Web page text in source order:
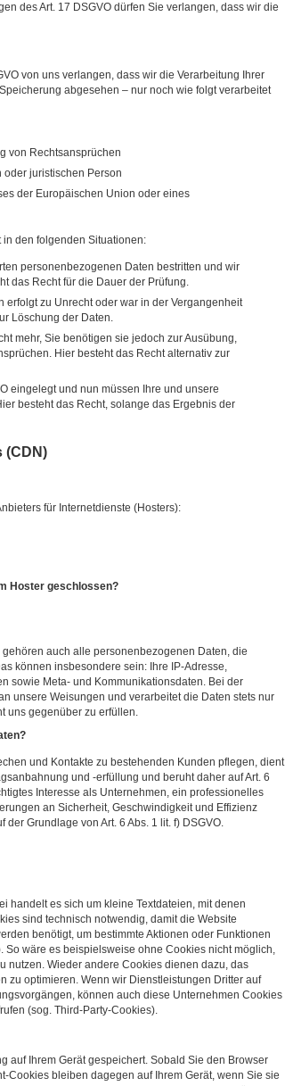
des Art. 17 DSGVO dürfen Sie verlangen, dass wir die
von uns verlangen, dass wir die Verarbeitung Ihrer
abgesehen – nur noch wie folgt verarbeitet
von Rechtsansprüchen
juristischen Person
der Europäischen Union oder eines
in den folgenden Situationen:
personenbezogenen Daten bestritten und wir
das Recht für die Dauer der Prüfung.
zu Unrecht oder war in der Vergangenheit
Löschung der Daten.
mehr, Sie benötigen sie jedoch zur Ausübung,
Hier besteht das Recht alternativ zur
eingelegt und nun müssen Ihre und unsere
besteht das Recht, solange das Ergebnis der
(CDN)
für Internetdienste (Hosters):
Hoster geschlossen?
auch alle personenbezogenen Daten, die
können insbesondere sein: Ihre IP-Adresse,
sowie Meta- und Kommunikationsdaten. Bei der
unsere Weisungen und verarbeitet die Daten stets nur
uns gegenüber zu erfüllen.
und Kontakte zu bestehenden Kunden pflegen, dient
und -erfüllung und beruht daher auf Art. 6
Interesse als Unternehmen, ein professionelles
an Sicherheit, Geschwindigkeit und Effizienz
Grundlage von Art. 6 Abs. 1 lit. f) DSGVO.
handelt es sich um kleine Textdateien, mit denen
sind technisch notwendig, damit die Website
benötigt, um bestimmte Aktionen oder Funktionen
wäre es beispielsweise ohne Cookies nicht möglich,
nutzen. Wieder andere Cookies dienen dazu, das
zu optimieren. Wenn wir Dienstleistungen Dritter auf
können auch diese Unternehmen Cookies
(sog. Third-Party-Cookies).
auf Ihrem Gerät gespeichert. Sobald Sie den Browser
Cookies bleiben dagegen auf Ihrem Gerät, wenn Sie sie